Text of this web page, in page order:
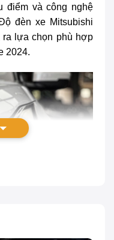
điểm và công nghệ
đèn xe Mitsubishi
ra lựa chọn phù hợp
2024.